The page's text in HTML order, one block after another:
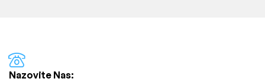
Nazovite Nas: